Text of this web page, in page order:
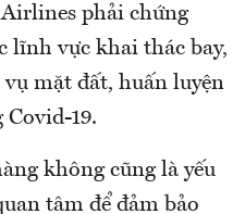
phải chứng
lĩnh vực khai thác bay,
vụ mặt đất, huấn luyện
Covid-19.
không cũng là yếu
tâm để đảm bảo